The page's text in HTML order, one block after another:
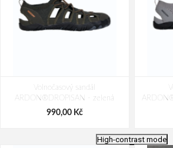
Volnočasový sandál
ARDON®DROPISAN - zelená
990,00 Kč
High-contrast mode